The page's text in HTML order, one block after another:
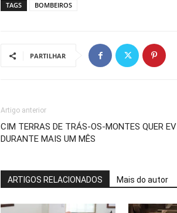
TAGS BOMBEIROS
PARTILHAR
Artigo anterior
CIM TERRAS DE TRÁS-OS-MONTES QUER
DURANTE MAIS UM MÊS
ARTIGOS RELACIONADOS Mais do autor